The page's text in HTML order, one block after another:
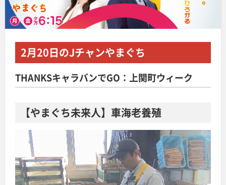
2月20日のJチャンやまぐち
THANKSキャラバンでGO：上関町ウィーク
【やまぐち未来人】車海老養殖